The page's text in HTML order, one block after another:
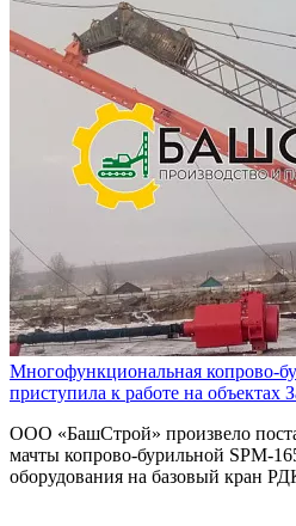
Многофункциональная копрово-
приступила к работе на объектах
ООО «БашСтрой» произвело
мачты копрово-бурильной SPM-
оборудования на базовый кран